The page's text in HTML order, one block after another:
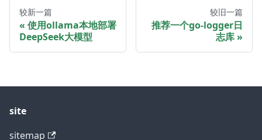
较新一篇
使用ollama本地部署
DeepSeek大模型
较旧一篇
推荐一个go-logger日
志库
site
sitemap